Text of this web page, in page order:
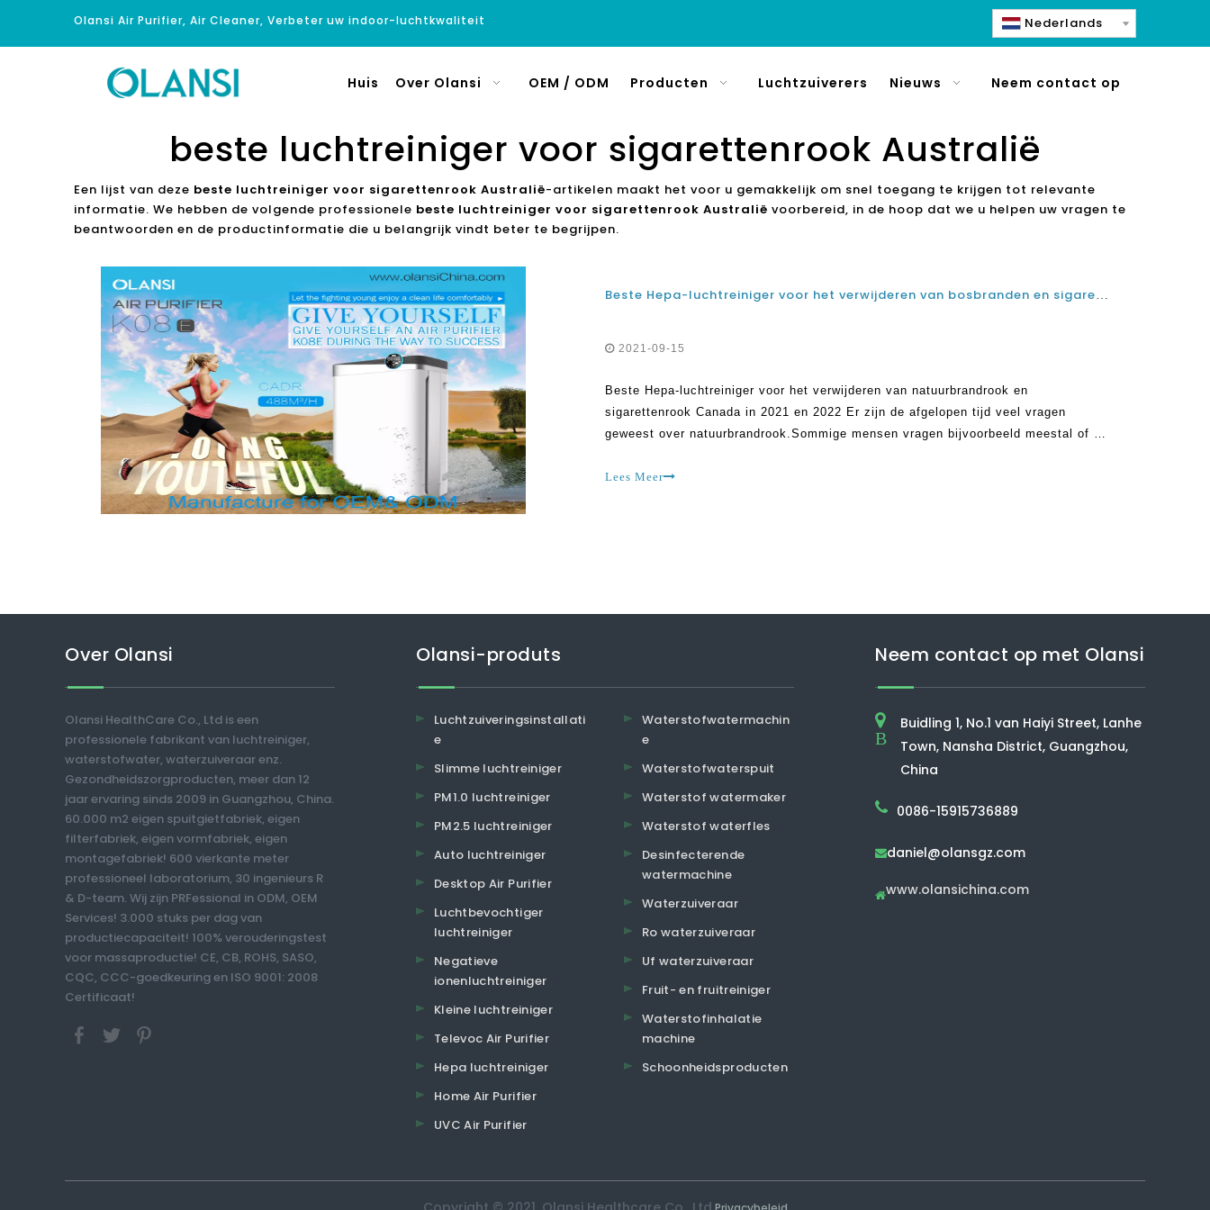
Olansi Air Purifier, Air Cleaner, Verbeter uw indoor-luchtkwaliteit Nederlands
Huis Over Olansi OEM / ODM Producten Luchtzuiverers Nieuws Neem contact op
beste luchtreiniger voor sigarettenrook Australië
Een lijst van deze beste luchtreiniger voor sigarettenrook Australië-artikelen maakt het voor u gemakkelijk om snel toegang te krijgen tot relevante
informatie. We hebben de volgende professionele beste luchtreiniger voor sigarettenrook Australië voorbereid, in de hoop dat we u helpen uw vragen te
beantwoorden en de productinformatie die u belangrijk vindt beter te begrijpen.
Beste Hepa-luchtreiniger voor het verwijderen van bosbranden en sigarettenrook Canada in 2021 en 2022
2021-09-15
Beste Hepa-luchtreiniger voor het verwijderen van natuurbrandrook en
sigarettenrook Canada in 2021 en 2022 Er zijn de afgelopen tijd veel vragen
geweest over natuurbrandrook.Sommige mensen vragen bijvoorbeeld meestal of ze
luchtreinigers
Lees Meer
Over Olansi
Olansi HealthCare Co., Ltd is een
professionele fabrikant van luchtreiniger,
waterstofwater, waterzuiveraar enz.
Gezondheidszorgproducten, meer dan 12
jaar ervaring sinds 2009 in Guangzhou, China.
60.000 m2 eigen spuitgietfabriek, eigen
filterfabriek, eigen vormfabriek, eigen
montagefabriek! 600 vierkante meter
professioneel laboratorium, 30 ingenieurs R
& D-team. Wij zijn PRFessional in ODM, OEM
Services! 3.000 stuks per dag van
productiecapaciteit! 100% verouderingstest
voor massaproductie! CE, CB, ROHS, SASO,
CQC, CCC-goedkeuring en ISO 9001: 2008
Certificaat!
Olansi-produts
Luchtzuiveringsinstallati
e
Slimme luchtreiniger
PM1.0 luchtreiniger
PM2.5 luchtreiniger
Auto luchtreiniger
Desktop Air Purifier
Luchtbevochtiger
luchtreiniger
Negatieve
ionenluchtreiniger
Kleine luchtreiniger
Televoc Air Purifier
Hepa luchtreiniger
Home Air Purifier
UVC Air Purifier
Waterstofwatermachin
e
Waterstofwaterspuit
Waterstof watermaker
Waterstof waterfles
Desinfecterende
watermachine
Waterzuiveraar
Ro waterzuiveraar
Uf waterzuiveraar
Fruit- en fruitreiniger
Waterstofinhalatie
machine
Schoonheidsproducten
Neem contact op met Olansi
B
Buidling 1, No.1 van Haiyi Street, Lanhe
Town, Nansha District, Guangzhou,
China
0086-15915736889
daniel@olansgz.com
www.olansichina.com